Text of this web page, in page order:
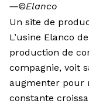
―©Elanco
Un site de
L’usine Elanco
production de
compagnie, voit
augmenter pour
constante